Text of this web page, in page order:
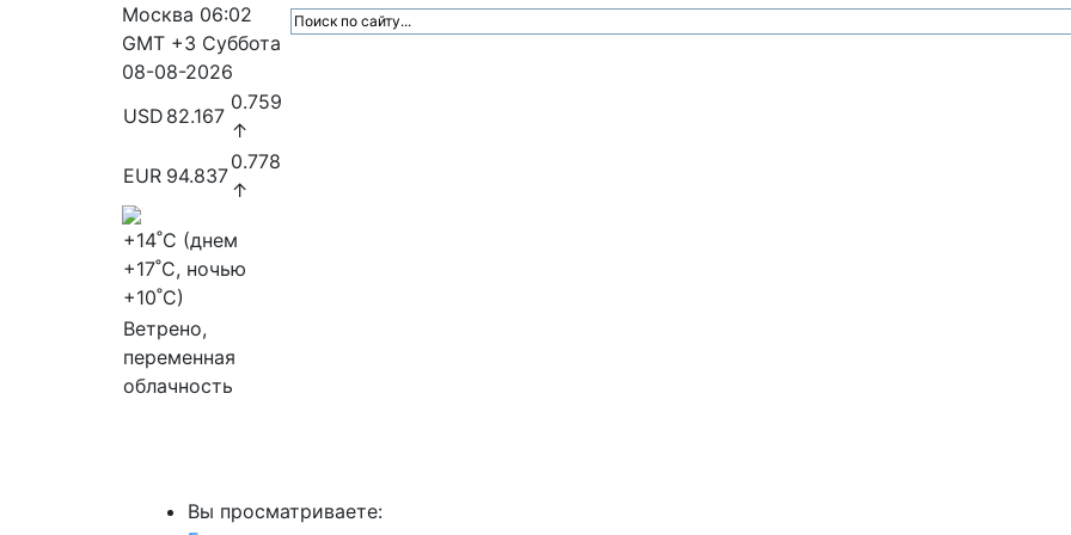
Москва 06:02
GMT +3 Суббота
08-08-2026
USD 82.167
0.759
↑
EUR 94.837
0.778
↑
+14˚C (днем
+17˚C, ночью
+10˚C)
Ветрено,
переменная
облачность
Вы просматриваете: